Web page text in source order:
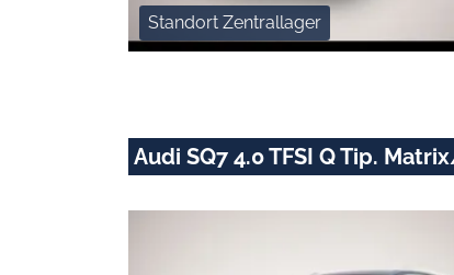
Standort Zentrallager
Audi SQ7 4.0 TFSI Q Tip.